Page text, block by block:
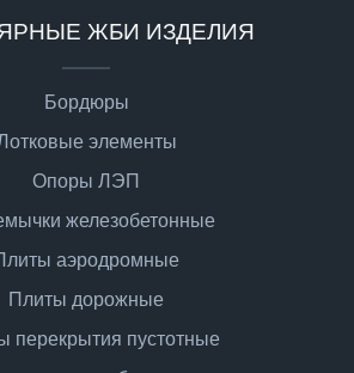
ЖБИ ИЗДЕЛИЯ
Бордюры
элементы
Опоры ЛЭП
железобетонные
аэродромные
Плиты дорожные
перекрытия пустотные